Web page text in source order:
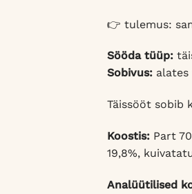
👉 tulemus:
Sööda tüüp:
Sobivus: alates
Täissööt sobib
Koostis: Part
19,8%,
Analüütilised